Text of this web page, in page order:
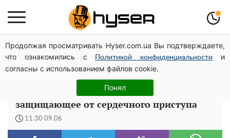
Продолжая просматривать Hyser.com.ua Вы подтверждаете,
что ознакомились с
Политикой конфиденциальности
и
согласны с использованием файлов cookie.
Понял
Дроны с наценкой: Александр Конотопский вывел
миллионы оборонного бюджета через фиктивную
фирму в Эстонии
Есть в каждом магазине: названо масло,
защищающее от сердечного приступа
11:30 09.06